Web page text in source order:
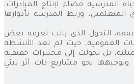
المدرسية فضاء لإنتاج المبادرات،
وربط المدرسة بأدوارها
التحول الذي باتت تعرفه بعض
العمومية، حيث لم تعد الأنشطة
بل تحولت إلى مختبرات حقيقية
نحو مشاريع ذات أثر بيئي